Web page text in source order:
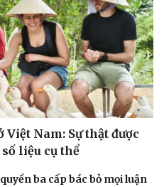
Nam: Sự thật được
liệu cụ thể
ba cấp bác bỏ mọi luận